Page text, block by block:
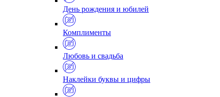
День рождения и юбилей
Комплименты
Любовь и свадьба
Наклейки буквы и цифры